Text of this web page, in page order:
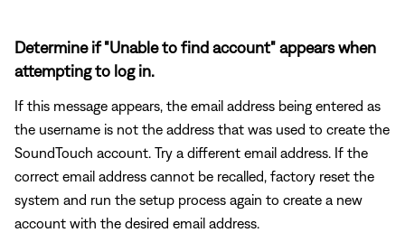
Determine if "Unable to find account" appears when
attempting to log in.
If this message appears, the email address being entered as
the username is not the address that was used to create the
SoundTouch account. Try a different email address. If the
correct email address cannot be recalled, factory reset the
system and run the setup process again to create a new
account with the desired email address.